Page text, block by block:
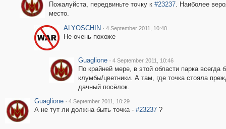
Пожалуйста, передвиньте точку к #23237. Наиболее
место.
ALYOSCHIN · 4 September 2011, 10:40
Не очень похоже
Guaglione · 4 September 2011, 10:46
По крайней мере, в этой области парка всегда
клумбы/цветники. А там, где точка стояла
дачный посёлок.
Guaglione · 4 September 2011, 10:29
А не тут ли должна быть точка - #23237?